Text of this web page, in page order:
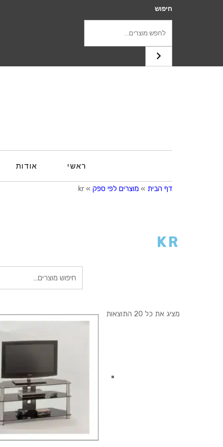
חיפוש
ראשי אודות
דף הבית » מוצרים לפי ספק »
kr
KR
חיפוש
עבור:
מציג את כל 20 התוצאות